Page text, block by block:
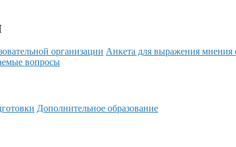
организации Анкета для выражения мнения
вопросы
Дополнительное образование